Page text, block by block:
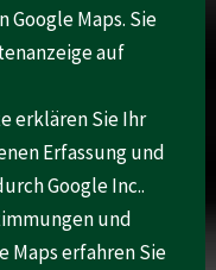
Google Maps. Sie
auf
erklären Sie Ihr
Erfassung und
Google Inc..
und
Maps erfahren Sie